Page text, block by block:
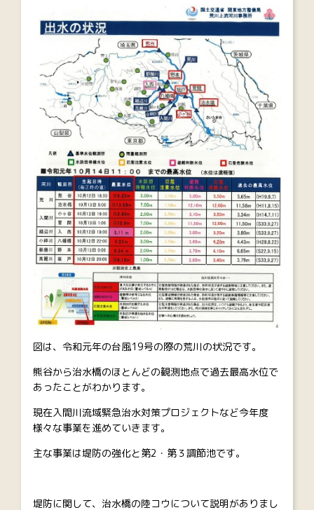
図は、令和元年の台風19号の際の荒川の状況です。
熊谷から治水橋のほとんどの観測地点で過去最高水位で
あったことがわかります。
現在入間川流域緊急治水対策プロジェクトなど今年度
様々な事業を進めていきます。
主な事業は堤防の強化と第2・第３調節池です。
堤防に関して、治水橋の陸コウについて説明がありまし